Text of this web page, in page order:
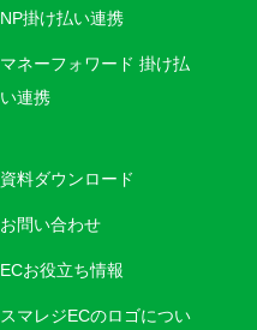
NP掛け払い連携
マネーフォワード 掛け払
い連携
資料ダウンロード
お問い合わせ
ECお役立ち情報
スマレジECのロゴについ